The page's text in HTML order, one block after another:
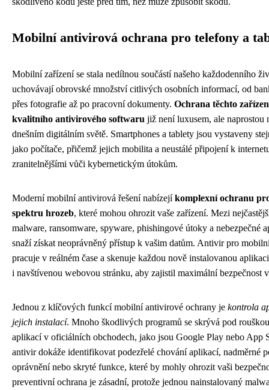
Mobilní antivirová ochrana pro telefony a
Mobilní zařízení se stala nedílnou součástí našeho každodenního
uchovávají obrovské množství citlivých osobních informací, od
přes fotografie až po pracovní dokumenty. Ochrana těchto
kvalitního antivirového softwaru již není luxusem, ale naprostou
dnešním digitálním světě. Smartphones a tablety jsou vystaveny
jako počítače, přičemž jejich mobilita a neustálé připojení k
zranitelnějšími vůči kybernetickým útokům.
Moderní mobilní antivirová řešení nabízejíkomplexní ochranu
spektru hrozeb, které mohou ohrozit vaše zařízení. Mezi
malware, ransomware, spyware, phishingové útoky a nebezpečné
snaží získat neoprávněný přístup k vašim datům. Antivir pro
pracuje v reálném čase a skenuje každou nově instalovanou
i navštívenou webovou stránku, aby zajistil maximální bezpečnost
Jednou z klíčových funkcí mobilní antivirové ochrany je kontrola
jejich instalací. Mnoho škodlivých programů se skrývá pod
aplikací v oficiálních obchodech, jako jsou Google Play nebo App
antivir dokáže identifikovat podezřelé chování aplikací, nadměrné
oprávnění nebo skryté funkce, které by mohly ohrozit vaši
preventivní ochrana je zásadní, protože jednou nainstalovaný